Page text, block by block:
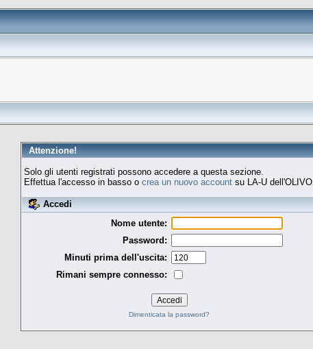
Attenzione!
Solo gli utenti registrati possono accedere a questa sezione.
Effettua l'accesso in basso o crea un nuovo accountsu LA-U dell'OLIVO.
Accedi
Nome utente:
Password:
Minuti prima dell'uscita:
Rimani sempre connesso:
Dimenticata la password?